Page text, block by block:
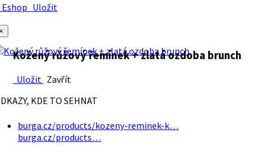
Uložit
Kožený růžový řemínek + zlatá ozdoba brunch
Uložit Zavřít
KDE TO SEHNAT
burga.cz/products/kozeny-reminek-k…
burga.cz/products…